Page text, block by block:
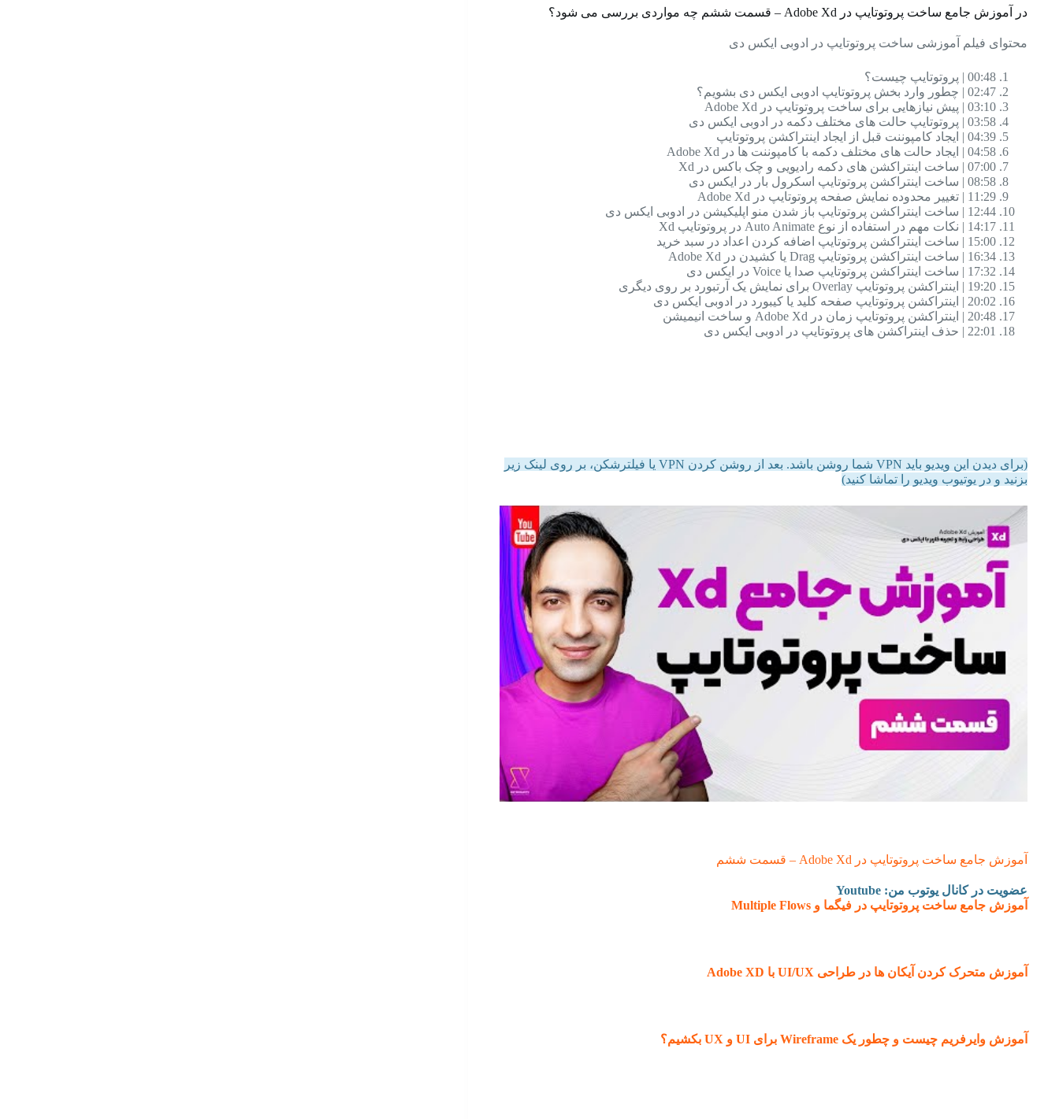
در آموزش جامع ساخت پروتوتایپ در Adobe Xd – قسمت ششم چه مواردی بررسی می شود؟
محتوای فیلم آموزشی ساخت پروتوتایپ در ادوبی ایکس دی
00:48 | پروتوتایپ چیست؟
02:47 | چطور وارد بخش پروتوتایپ ادوبی ایکس دی بشویم؟
03:10 | پیش نیازهایی برای ساخت پروتوتایپ در Adobe Xd
03:58 | پروتوتایپ حالت های مختلف دکمه در ادوبی ایکس دی
04:39 | ایجاد کامپوننت قبل از ایجاد اینتراکشن پروتوتایپ
04:58 | ایجاد حالت های مختلف دکمه با کامپوننت ها در Adobe Xd
07:00 | ساخت اینتراکشن های دکمه رادیویی و چک باکس در Xd
08:58 | ساخت اینتراکشن پروتوتایپ اسکرول بار در ایکس دی
11:29 | تغییر محدوده نمایش صفحه پروتوتایپ در Adobe Xd
12:44 | ساخت اینتراکشن پروتوتایپ باز شدن منو اپلیکیشن در ادوبی ایکس دی
14:17 | نکات مهم در استفاده از نوع Auto Animate در پروتوتایپ Xd
15:00 | ساخت اینتراکشن پروتوتایپ اضافه کردن اعداد در سبد خرید
16:34 | ساخت اینتراکشن پروتوتایپ Drag یا کشیدن در Adobe Xd
17:32 | ساخت اینتراکشن پروتوتایپ صدا یا Voice در ایکس دی
19:20 | اینتراکشن پروتوتایپ Overlay برای نمایش یک آرتبورد بر روی دیگری
20:02 | اینتراکشن پروتوتایپ صفحه کلید یا کیبورد در ادوبی ایکس دی
20:48 | اینتراکشن پروتوتایپ زمان در Adobe Xd و ساخت انیمیشن
22:01 | حذف اینتراکشن های پروتوتایپ در ادوبی ایکس دی
(برای دیدن این ویدیو باید VPN شما روشن باشد. بعد از روشن کردن VPN یا فیلترشکن، بر روی لینک زیر
بزنید و در یوتیوب ویدیو را تماشا کنید)
آموزش جامع ساخت پروتوتایپ در Adobe Xd – قسمت ششم
عضویت در کانال یوتوب من: Youtu be
آموزش جامع ساخت پروتوتایپ در فیگما و Multiple Flows
آموزش متحرک کردن آیکان ها در طراحی UI/UX با Adobe XD
آموزش وایرفریم چیست و چطور یک Wireframe برای UI و UX بکشیم؟